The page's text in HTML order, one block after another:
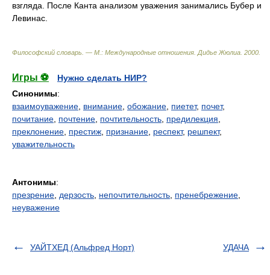
взгляда. После Канта анализом уважения занимались Бубер и
Левинас.
Философский словарь. — М.: Международные отношения Дидье Жюлиа 2000
Игры ⚽
Нужно сделать НИР?
Синонимы:
взаимоуважение внимание обожание пиетет, почет,
почитание почтение почтительность предилекция
преклонение престиж признание респект, решпект,
уважительность
Антонимы:
презрение дерзость непочтительность пренебрежение
неуважение
УАЙТХЕД (Альфред Норт) УДАЧА